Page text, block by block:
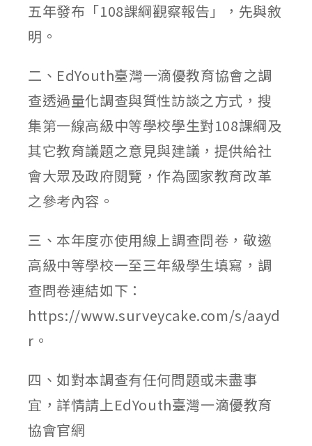
五年發布「108課綱觀察報告」，先與敘
明。
二、EdYouth臺灣一滴優教育協會之調
查透過量化調查與質性訪談之方式，搜
集第一線高級中等學校學生對108課綱及
其它教育議題之意見與建議，提供給社
會大眾及政府閱覽，作為國家教育改革
之參考內容。
三、本年度亦使用線上調查問卷，敬邀
高級中等學校一至三年級學生填寫，調
查問卷連結如下：
https://www.surveycake.com/s/aayd
r。
四、如對本調查有任何問題或未盡事
宜，詳情請上EdYouth臺灣一滴優教育
協會官網